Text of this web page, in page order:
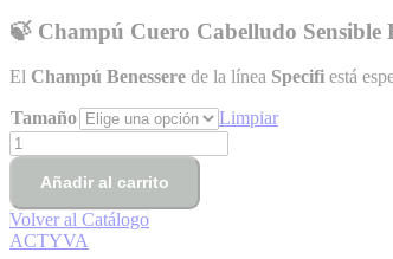
precios:
10,95€
31,95€
🍃 Champú Cuero Cabelludo Sensible
El Champú Benessere de la línea Specifi está
Tamaño
Limpiar
Champú
Sensible
Benessere
cantidad
Añadir al carrito
Volver al Catálogo
ACTYVA